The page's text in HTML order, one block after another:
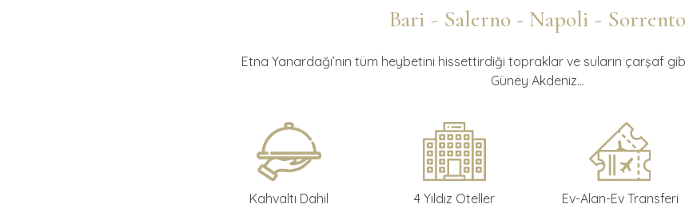
Bari - Salerno - Napoli - Sorrento
Etna Yanardağı’nın tüm heybetini hissettirdiği topraklar ve suların çarşaf
Güney Akdeniz...
Kahvaltı Dahil 4 Yıldız Oteller Ev-Alan-Ev Transferi